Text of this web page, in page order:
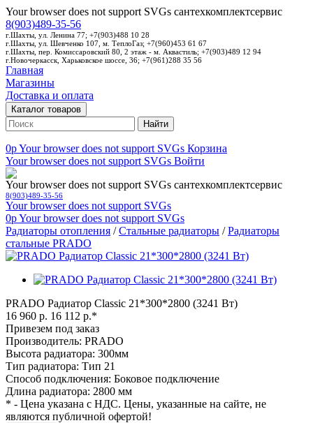
Your browser does not support SVGs сантехкомплектсервис
8(903)489-35-56
г.Шахты, ул. Ленина 77; +7(903)488 10 28
г.Шахты, ул. Шевченко 107, м. ТеплоГаз; +7(960)453 61 67
г.Шахты, пер. Комиссаровский 80, 2 этаж - м. Аквастиль; +7(903)489 12 94
г.Новочеркасск, Харьковское шоссе, 36; +7(961)288 35 56
Главная
Магазины
Доставка и оплата
Каталог товаров
Найти
0pYour browser does not support SVGs Корзина
Your browser does not support SVGs Войти
Your browser does not support SVGs сантехкомплектсервис
8(903)489-35-56
Your browser does not support SVGs
0pYour browser does not support SVGs
Радиаторы отопления /Стальные радиаторы /Радиаторы
стальные PRADO
PRADO Радиатор Classic 21*300*2800 (3241 Вт)
16 960 р. 16 112 р.*
Привезем под заказ
Производитель: PRADO
Высота радиатора: 300мм
Тип радиатора: Тип 21
Способ подключения: Боковое подключение
Длина радиатора: 2800 мм
* - Цена указана с НДС. Цены, указанные на сайте, не
являются публичной офертой!